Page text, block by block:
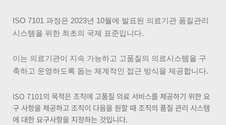
ISO 7101 과정은 2023년 10월에 발표된 의료기관 품질관리
시스템을 위한 최초의 국제 표준입니다.
이는 의료기관이 지속 가능하고 고품질의 의료시스템을 구
축하고 운영하도록 돕는 체계적인 접근 방식을 제공합니다.
ISO 7101의 목적은 조직에 고품질 의료 서비스를 제공하기 위한 요
구 사항을 제공하고 조직이 다음을 원할 때 조직의 품질 관리 시스템
에 대한 요구사항을 지정하는 것입니다.